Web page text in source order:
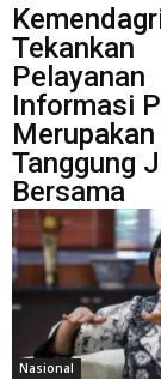
Tekankan
Pelayanan
Informasi
Merupakan
Tanggung
Bersama
Nasional